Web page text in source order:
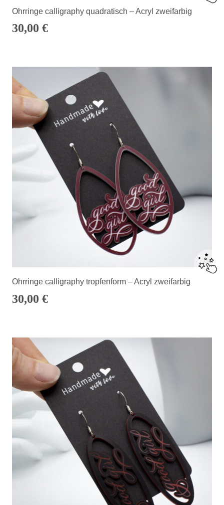
Ohrringe calligraphy quadratisch – Acryl zweifarbig
30,00 €
Ohrringe calligraphy tropfenform – Acryl zweifarbig
30,00 €